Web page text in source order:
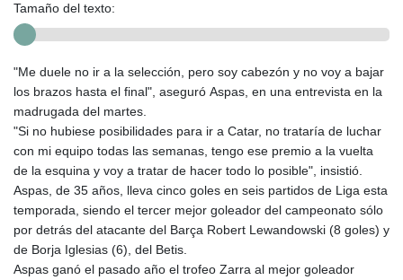
Tamaño del texto:
"Me duele no ir a la selección, pero soy cabezón y no voy a bajar
los brazos hasta el final", aseguró Aspas, en una entrevista en la
madrugada del martes.
"Si no hubiese posibilidades para ir a Catar, no trataría de luchar
con mi equipo todas las semanas, tengo ese premio a la vuelta
de la esquina y voy a tratar de hacer todo lo posible", insistió.
Aspas, de 35 años, lleva cinco goles en seis partidos de Liga esta
temporada, siendo el tercer mejor goleador del campeonato sólo
por detrás del atacante del Barça Robert Lewandowski (8 goles) y
de Borja Iglesias (6), del Betis.
Aspas ganó el pasado año el trofeo Zarra al mejor goleador